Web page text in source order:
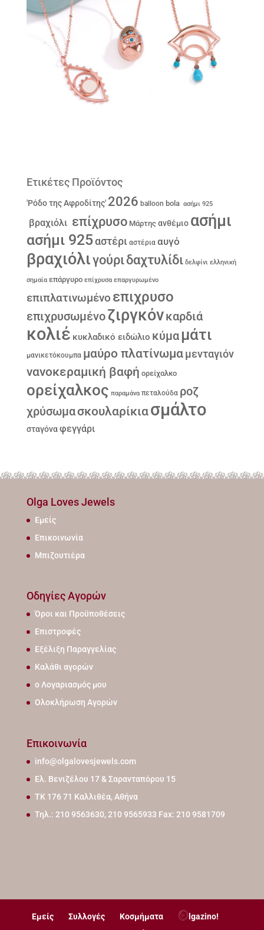
Ετικέτες Προϊόντος
'Ρόδο της Αφροδίτης' 2026 balloon bola ασήμι 925
βραχιόλι επίχρυσο Μάρτης ανθέμιο ασήμι
ασήμι 925αστέρι αστέρια αυγό
βραχιόλιγούριδαχτυλίδι δελφίνι ελληνική
σημαία επάργυρο επίχρυσα επαργυρωμένο
επιπλατινωμένο επιχρυσο
επιχρυσωμένοζιργκόνκαρδιά
κολιέ κυκλαδικό ειδώλιο κύμα μάτι
μανικετόκουμπα μαύρο πλατίνωμα μενταγιόν
νανοκεραμική βαφή ορείχαλκο
ορείχαλκος παραμάνα πεταλούδα ροζ
χρύσωμασκουλαρίκιασμάλτο
σταγόνα φεγγάρι
Olga Loves Jewels
Εμείς
Επικοινωνία
Μπιζουτιέρα
Οδηγίες Αγορών
Όροι και Προϋποθέσεις
Επιστροφές
Εξέλιξη Παραγγελίας
Καλάθι αγορών
ο Λογαριασμός μου
Ολοκλήρωση Αγορών
Επικοινωνία
info@olgalovesjewels.com
Ελ. Βενιζέλου 17 & Σαρανταπόρου 15
ΤΚ 176 71 Καλλιθέα, Αθήνα
Τηλ.: 210 9563630, 210 9565933 Fax: 210 9581709
Εμείς Συλλογές Κοσμήματα
lgazino!